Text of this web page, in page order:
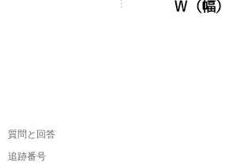
質問と回答
追跡番号